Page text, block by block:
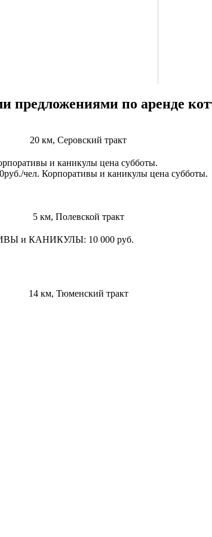
предложениями по аренде
20 км, Серовский тракт
и каникулы цена субботы.
чел. Корпоративы и каникулы цена субботы.
5 км, Полевской тракт
и КАНИКУЛЫ: 10 000 руб.
14 км, Тюменский тракт